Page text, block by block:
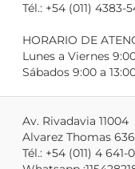
Tél.: +54 (011)
HORARIO DE
Lunes a Viernes
Sábados 9:00 a
Av. Rivadavia 11004
Alvarez Thomas
Tél.: +54 (011) 4 641-